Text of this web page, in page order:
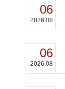
06
2026.08
06
2026.08